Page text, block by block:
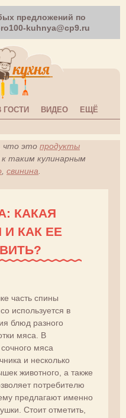
ГОСТИ ВИДЕО ЕЩЁ
что это продукты
таким кулинарным
свинина
КАКАЯ
КАК ЕЕ
часть спины
используется в
блюд разного
мяса. В
мяса
и несколько
животного, а также
потребителю
предлагают именно
Стоит отметить,
предложений по
kuhnya@cp9.ru